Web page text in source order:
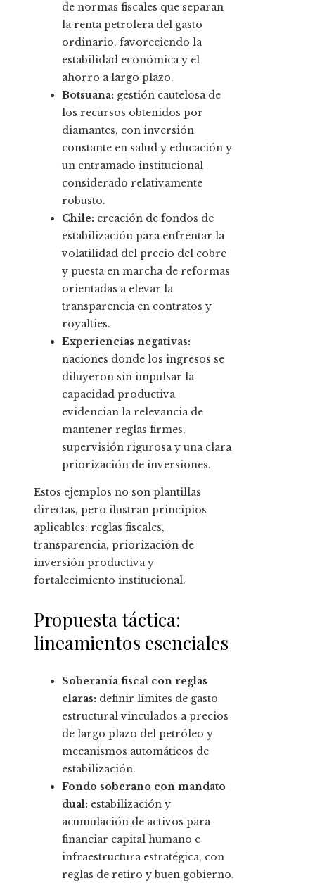
de normas fiscales que separan
la renta petrolera del gasto
ordinario, favoreciendo la
estabilidad económica y el
ahorro a largo plazo.
Botsuana: gestión cautelosa de
los recursos obtenidos por
diamantes, con inversión
constante en salud y educación y
un entramado institucional
considerado relativamente
robusto.
Chile: creación de fondos de
estabilización para enfrentar la
volatilidad del precio del cobre
y puesta en marcha de reformas
orientadas a elevar la
transparencia en contratos y
royalties.
Experiencias negativas:
naciones donde los ingresos se
diluyeron sin impulsar la
capacidad productiva
evidencian la relevancia de
mantener reglas firmes,
supervisión rigurosa y una clara
priorización de inversiones.
Estos ejemplos no son plantillas
directas, pero ilustran principios
aplicables: reglas fiscales,
transparencia, priorización de
inversión productiva y
fortalecimiento institucional.
Propuesta táctica:
lineamientos esenciales
Soberanía fiscal con reglas
claras: definir límites de gasto
estructural vinculados a precios
de largo plazo del petróleo y
mecanismos automáticos de
estabilización.
Fondo soberano con mandato
dual: estabilización y
acumulación de activos para
financiar capital humano e
infraestructura estratégica, con
reglas de retiro y buen gobierno.